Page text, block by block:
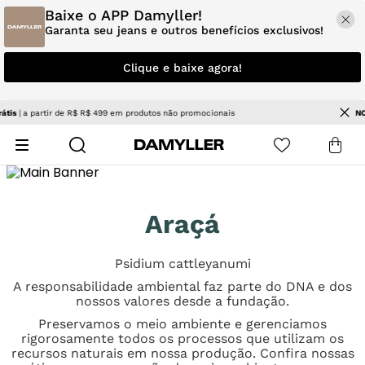
Baixe o APP Damyller!
Garanta seu jeans e outros benefícios exclusivos!
Clique e baixe agora!
NOVIDADES| Jeans e tendências para renovar seu estilo
Araçá
Psidium cattleyanumi
A responsabilidade ambiental faz parte do DNA e dos
nossos valores desde a fundação.
Preservamos o meio ambiente e gerenciamos
rigorosamente todos os processos que utilizam os
recursos naturais em nossa produção. Confira nossas